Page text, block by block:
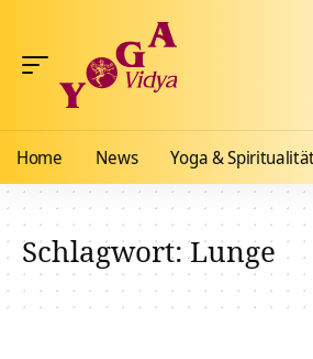
Home News Yoga &
Schlagwort:Lunge